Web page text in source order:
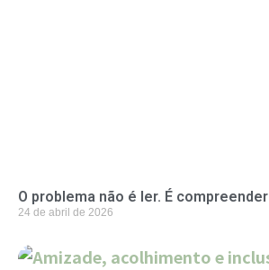
O problema não é ler. É compreender
24 de abril de 2026